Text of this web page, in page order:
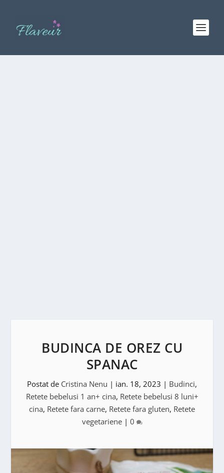
BUDINCA DE OREZ CU
SPANAC
Postat de Cristina Nenu | ian. 18, 2023 | Budinci,
Retete bebelusi 1 an+ cina, Retete bebelusi 8 luni+
cina, Retete fara carne, Retete fara gluten, Retete
vegetariene| 0